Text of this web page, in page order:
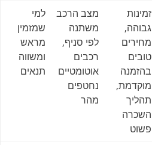
זמינות
גבוהה,
מחירים
טובים
בהזמנה
מוקדמת,
תהליך
השכרה
פשוט
מצב הרכב
משתנה
לפי סניף,
רכבים
אוטומטיים
נחטפים
מהר
למי
שמזמין
מראש
ומשווה
תנאים